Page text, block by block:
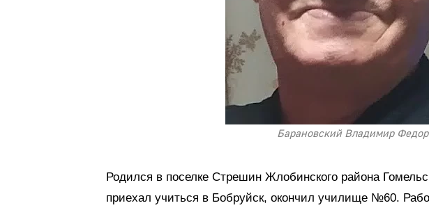
Барановский Владимир
Родился в поселке Стрешин Жлобинского района
приехал учиться в Бобруйск, окончил училище №60.